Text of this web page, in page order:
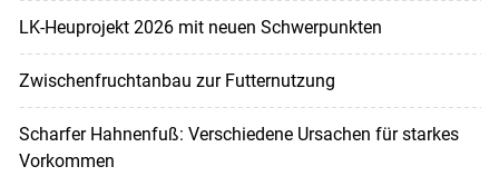
LK-Heuprojekt 2026 mit neuen Schwerpunkten
Zwischenfruchtanbau zur Futternutzung
Scharfer Hahnenfuß: Verschiedene Ursachen für starkes
Vorkommen